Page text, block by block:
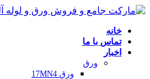
خانه
تماس با ما
اخبار
ورق
ورق 17MN4